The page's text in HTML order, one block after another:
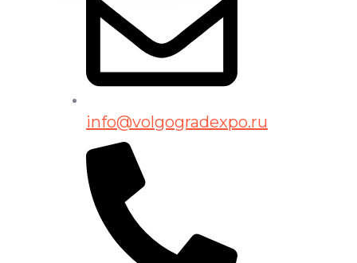
info@volgogradexpo.ru